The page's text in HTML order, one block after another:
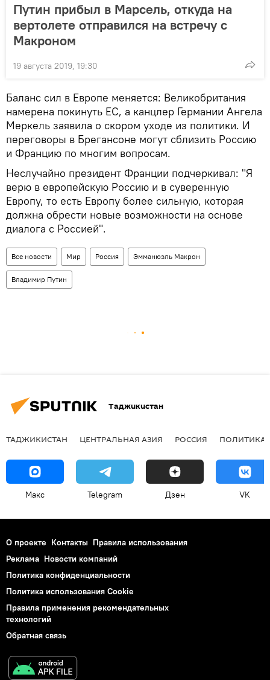
Путин прибыл в Марсель, откуда на
вертолете отправился на встречу с
Макроном
19 августа 2019, 19:30
Баланс сил в Европе меняется: Великобритания
намерена покинуть ЕС, а канцлер Германии Ангела
Меркель заявила о скором уходе из политики. И
переговоры в Брегансоне могут сблизить Россию
и Францию по многим вопросам.
Неслучайно президент Франции подчеркивал: "Я
верю в европейскую Россию и в суверенную
Европу, то есть Европу более сильную, которая
должна обрести новые возможности на основе
диалога с Россией".
Все новости Мир Россия Эмманюэль Макрон
Владимир Путин
Таджикистан
ТАДЖИКИСТАН ЦЕНТРАЛЬНАЯ АЗИЯ РОССИЯ ПОЛИТИКА
Макс Telegram Дзен VK
О проекте Контакты Правила использования
Реклама Новости компаний
Политика конфиденциальности
Политика использования Cookie
Правила применения рекомендательных
технологий
Обратная связь